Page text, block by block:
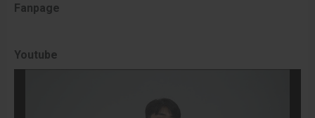
Fanpage
Youtube